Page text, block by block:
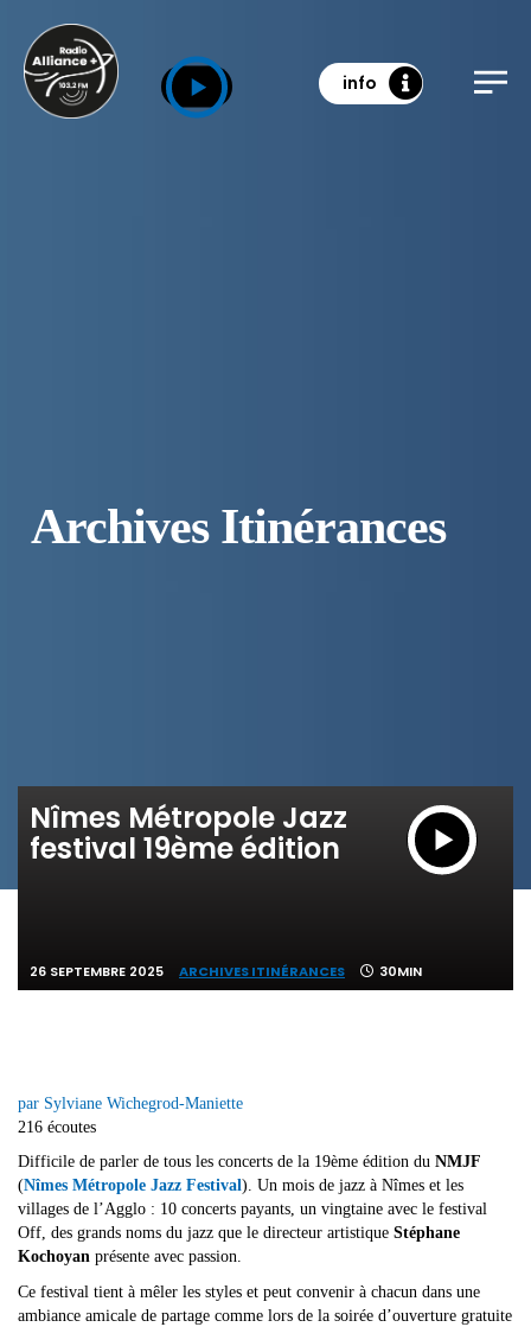
info
Archives Itinérances
Nîmes Métropole Jazz
festival 19ème édition
26 SEPTEMBRE 2025 ARCHIVES ITINÉRANCES 30MIN
par Sylviane Wichegrod-Maniette
216 écoutes
Difficile de parler de tous les concerts de la 19ème édition du NMJF
(Nîmes Métropole Jazz Festival). Un mois de jazz à Nîmes et les
villages de l’Agglo : 10 concerts payants, un vingtaine avec le festival
Off, des grands noms du jazz que le directeur artistique Stéphane
Kochoyan présente avec passion.
Ce festival tient à mêler les styles et peut convenir à chacun dans une
ambiance amicale de partage comme lors de la soirée d’ouverture gratuite